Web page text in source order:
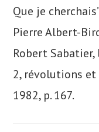
Que je cherchais’
Pierre Albert-
Robert
2, révolutions
1982, p. 167.